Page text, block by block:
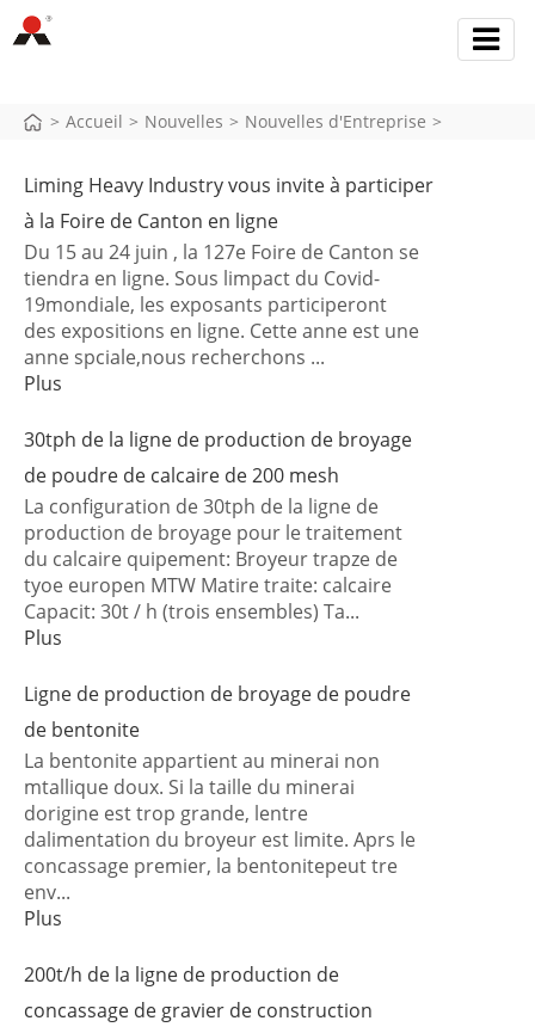
> Accueil > Nouvelles > Nouvelles d'Entreprise >
Liming Heavy Industry vous invite à participer
à la Foire de Canton en ligne
Du 15 au 24 juin , la 127e Foire de Canton se
tiendra en ligne. Sous limpact du Covid-
19mondiale, les exposants participeront
des expositions en ligne. Cette anne est une
anne spciale,nous recherchons ...
Plus
30tph de la ligne de production de broyage
de poudre de calcaire de 200 mesh
La configuration de 30tph de la ligne de
production de broyage pour le traitement
du calcaire quipement: Broyeur trapze de
tyoe europen MTW Matire traite: calcaire
Capacit: 30t / h (trois ensembles) Ta...
Plus
Ligne de production de broyage de poudre
de bentonite
La bentonite appartient au minerai non
mtallique doux. Si la taille du minerai
dorigine est trop grande, lentre
dalimentation du broyeur est limite. Aprs le
concassage premier, la bentonitepeut tre
env...
Plus
200t/h de la ligne de production de
concassage de gravier de construction